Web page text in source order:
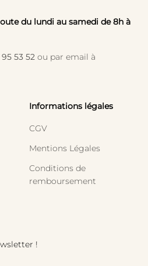
du lundi au samedi de 8h à
53 52 ou par email à
Informations légales
CGV
Mentions Légales
Conditions de
remboursement
!